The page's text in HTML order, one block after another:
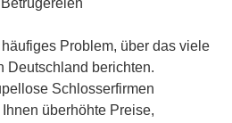
Problem, über das viele
Deutschland berichten.
Schlosserfirmen
überhöhte Preise,